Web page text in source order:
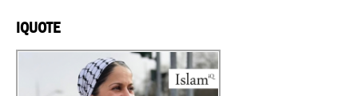
IQUOTE